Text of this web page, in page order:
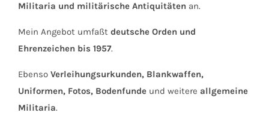
Militaria und militärische Antiquitäten an.
Mein Angebot umfaßt deutsche Orden und
Ehrenzeichen bis 1957.
Ebenso Verleihungsurkunden, Blankwaffen,
Uniformen, Fotos, Bodenfunde und weitere allgemeine
Militaria.